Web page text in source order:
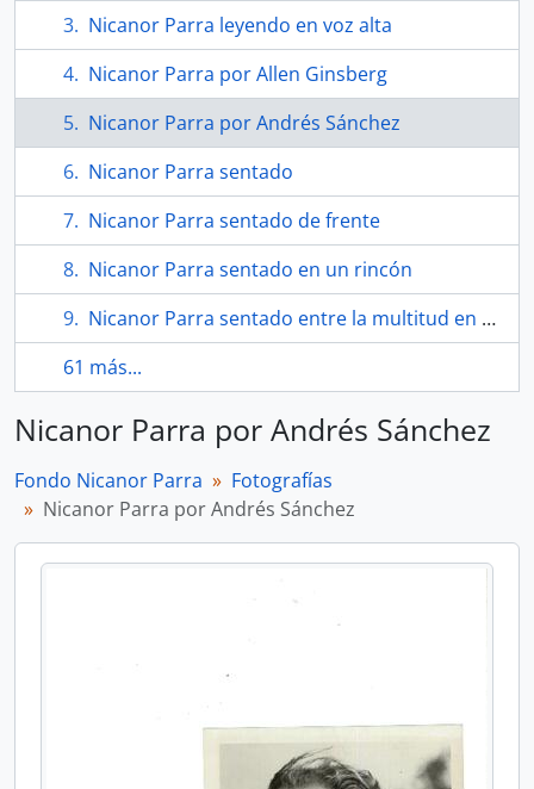
Nicanor Parra leyendo en voz alta
Nicanor Parra por Allen Ginsberg
Nicanor Parra por Andrés Sánchez
Nicanor Parra sentado
Nicanor Parra sentado de frente
Nicanor Parra sentado en un rincón
Nicanor Parra sentado entre la multitud en un evento
61 más...
Nicanor Parra por Andrés Sánchez
Fondo Nicanor Parra
Fotografías
Nicanor Parra por Andrés Sánchez